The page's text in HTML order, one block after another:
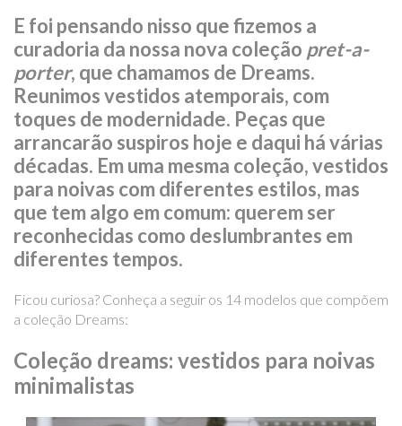
E foi pensando nisso que fizemos a
curadoria da nossa nova coleção pret-a-
porter, que chamamos de Dreams.
Reunimos vestidos atemporais, com
toques de modernidade. Peças que
arrancarão suspiros hoje e daqui há várias
décadas. Em uma mesma coleção, vestidos
para noivas com diferentes estilos, mas
que tem algo em comum: querem ser
reconhecidas como deslumbrantes em
diferentes tempos.
Ficou curiosa? Conheça a seguir os 14 modelos que compõem
a coleção Dreams:
Coleção dreams: vestidos para noivas
minimalistas